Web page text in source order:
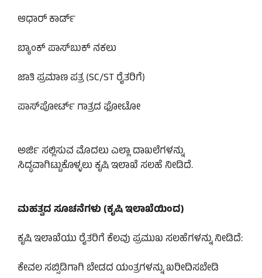
ಆಧಾರ್ ಕಾರ್ಡ್
ಬ್ಯಾಂಕ್ ಪಾಸ್‌ಬುಕ್ ನಕಲು
ಜಾತಿ ಪ್ರಮಾಣ ಪತ್ರ (SC/ST ರೈತರಿಗೆ)
ಪಾಸ್‌ಪೋರ್ಟ್ ಗಾತ್ರದ ಫೋಟೋ
ಅರ್ಜಿ ಸಲ್ಲಿಸುವ ಮೊದಲು ಎಲ್ಲಾ ದಾಖಲೆಗಳನ್ನು
ಸಿದ್ಧವಾಗಿಟ್ಟುಕೊಳ್ಳಲು ಕೃಷಿ ಇಲಾಖೆ ಸಲಹೆ ನೀಡಿದೆ.
ಮಹತ್ವದ ಸೂಚನೆಗಳು (ಕೃಷಿ ಇಲಾಖೆಯಿಂದ)
ಕೃಷಿ ಇಲಾಖೆಯು ರೈತರಿಗೆ ಕೆಲವು ಪ್ರಮುಖ ಸಲಹೆಗಳನ್ನು ನೀಡಿದೆ:
ಕೇವಲ ಸಬ್ಸಿಡಿಗಾಗಿ ಬೇಡದ ಯಂತ್ರಗಳನ್ನು ಖರೀದಿಸಬೇಡಿ